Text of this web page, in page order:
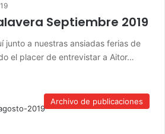
Septiembre 2019
junto a nuestras ansiadas ferias de
el placer de entrevistar a Aitor…
Archivo de publicaciones